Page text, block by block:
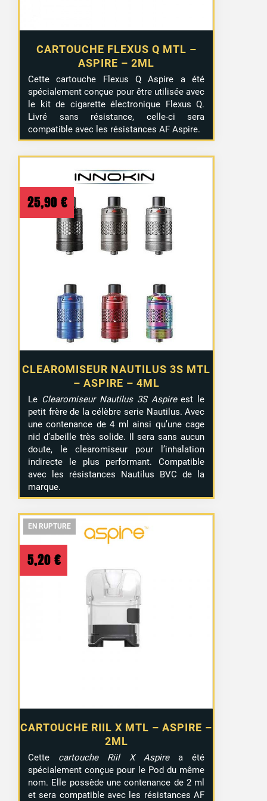
CARTOUCHE FLEXUS Q MTL –
ASPIRE – 2ML
Cette cartouche Flexus Q Aspire a été
spécialement conçue pour être utilisée avec
le kit de cigarette électronique Flexus Q.
Livré sans résistance, celle-ci sera
compatible avec les résistances AF Aspire.
CLEAROMISEUR NAUTILUS 3S MTL
– ASPIRE – 4ML
25,90 €
Le Clearomiseur Nautilus 3S Aspireest le
petit frère de la célèbre serie Nautilus. Avec
une contenance de 4 ml ainsi qu’une cage
nid d’abeille très solide. Il sera sans aucun
doute, le clearomiseur pour l’inhalation
indirecte le plus performant. Compatible
avec les résistances Nautilus BVC de la
marque.
EN RUPTURE
EN RUPTURE
CARTOUCHE RIIL X MTL – ASPIRE –
2ML
5,20 €
Cette cartouche Riil X Aspirea été
spécialement conçue pour le Pod du même
nom. Elle possède une contenance de 2 ml
et sera compatible avec les résistances AF
EN RUPTURE